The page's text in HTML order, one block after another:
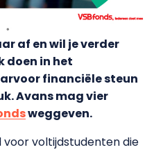
af en wil je verder
doen in het
financiële steun
Avans mag vier
weggeven.
voor voltijdstudenten die